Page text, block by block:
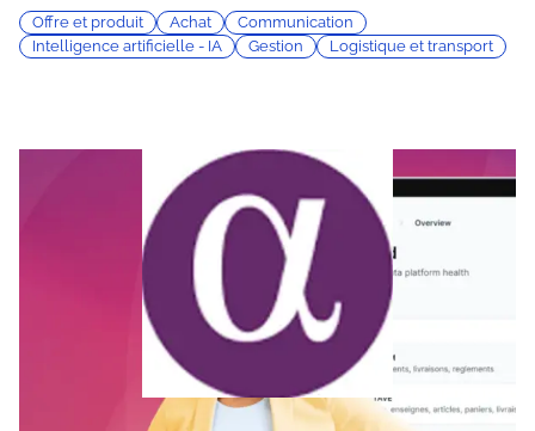
Offre et produit Achat
Communication
Intelligence artificielle - IA
Gestion Logistique et transport